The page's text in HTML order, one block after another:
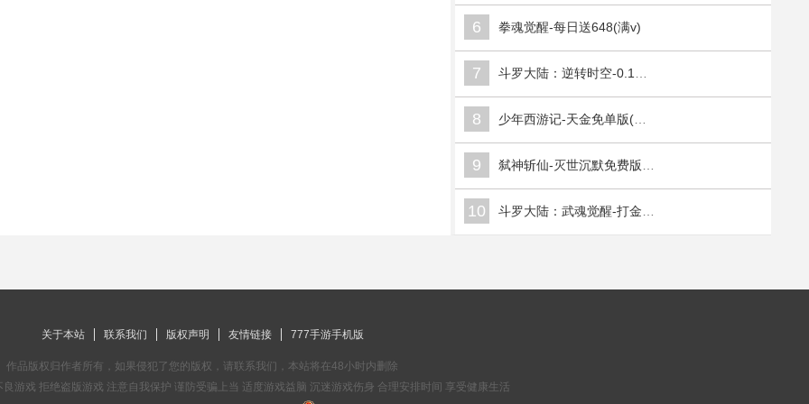
6 拳魂觉醒-每日送648(满v)
7
8
9
10
关于本站 联系我们 版权声明 友情链接 777手游手机版
作品版权归作者所有，如果侵犯了您的版权，请联系我们，本站将在48小时内删除
游戏 拒绝盗版游戏 注意自我保护 谨防受骗上当 适度游戏益脑 沉迷游戏伤身 合理安排时间 享受健康生活